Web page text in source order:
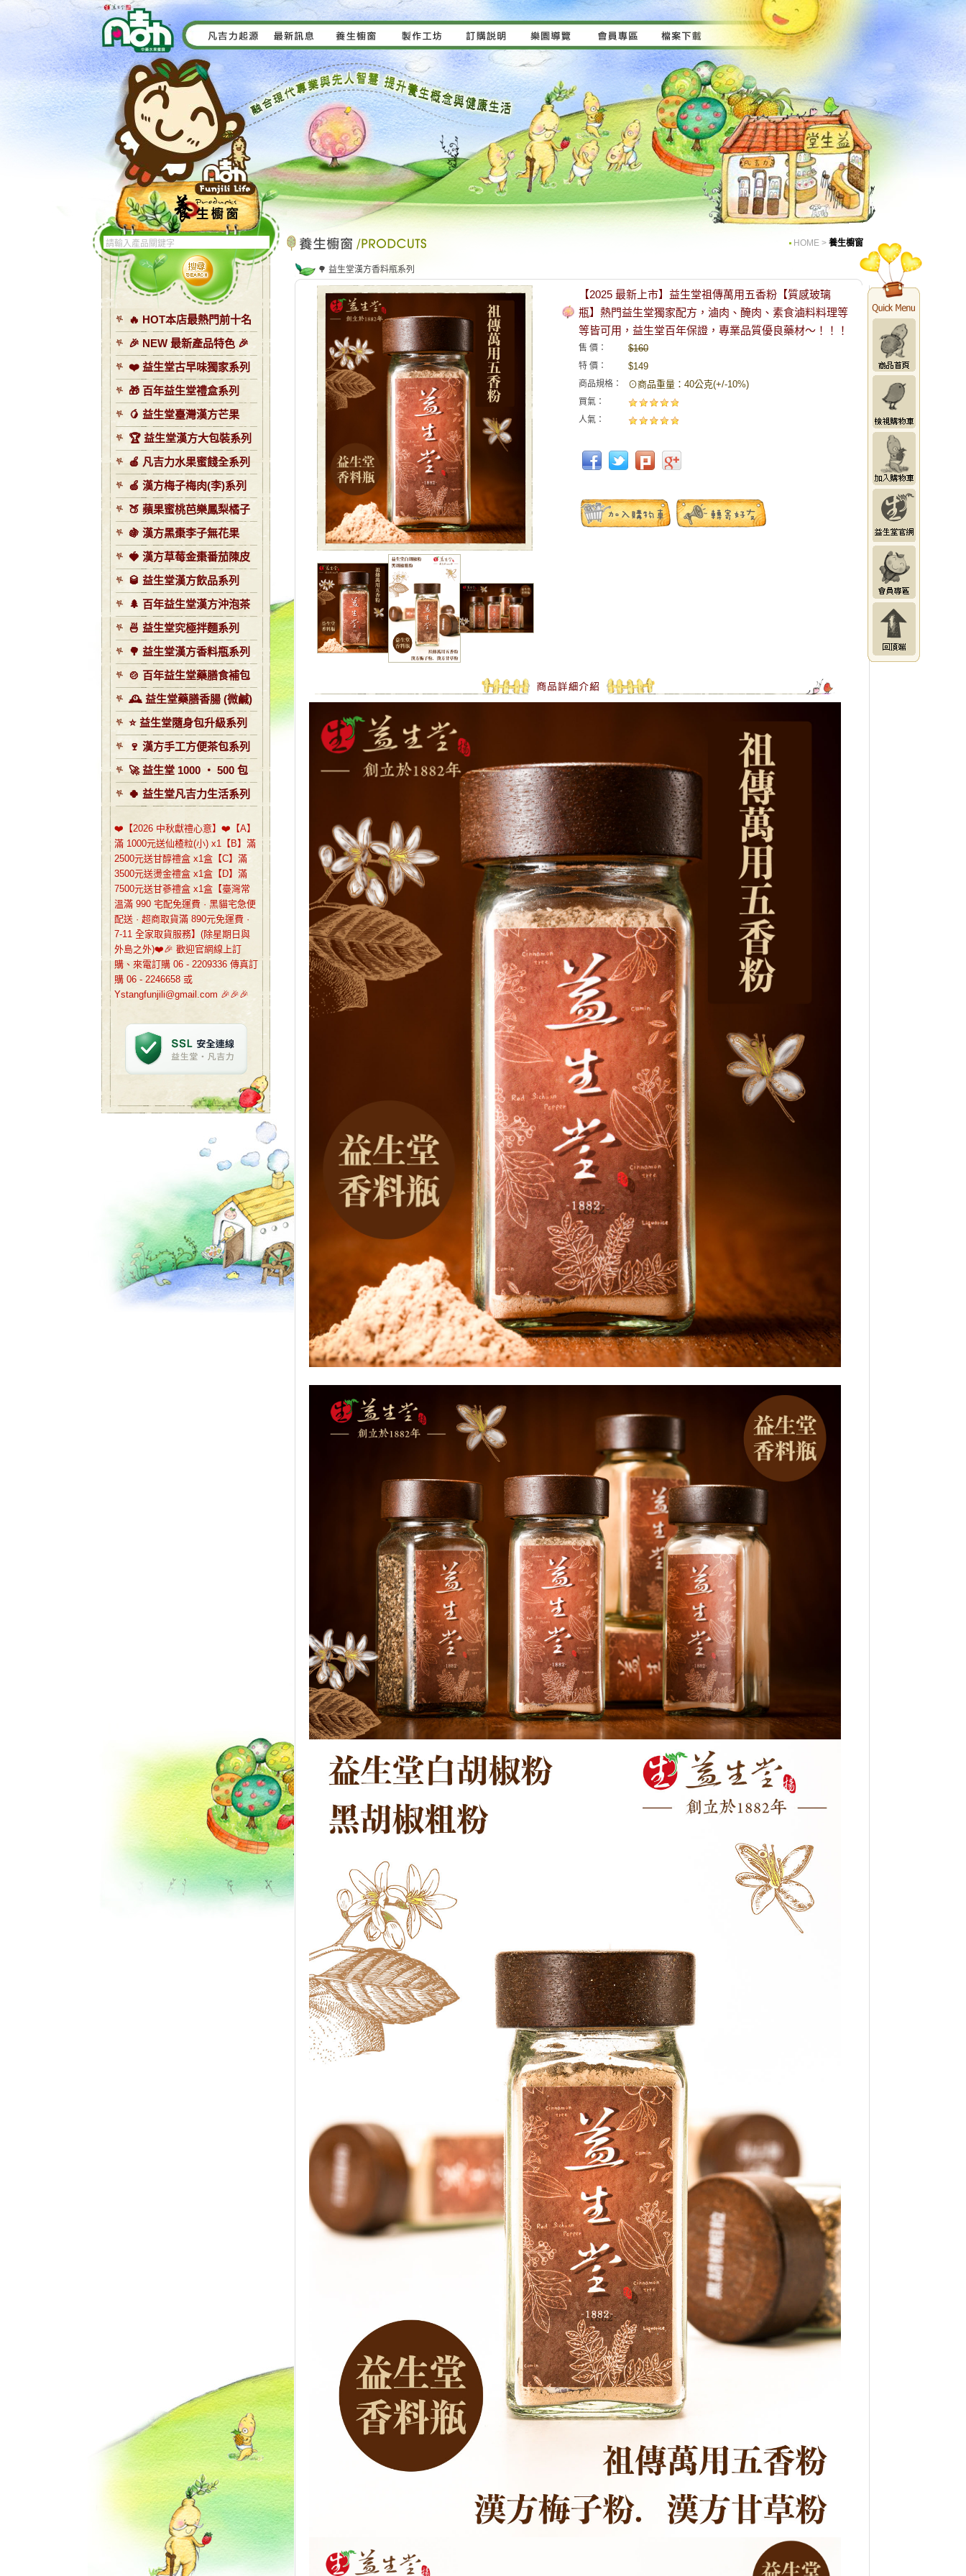
🔥 HOT本店最熱門前十名
🎉 NEW 最新產品特色 🎉
❤️ 益生堂古早味獨家系列
🎁 百年益生堂禮盒系列
🥭 益生堂臺灣漢方芒果
🏆 益生堂漢方大包裝系列
🍎 凡吉力水果蜜餞全系列
🍏 漢方梅子梅肉(李)系列
🍑 蘋果蜜桃芭樂鳳梨橘子
🍇 漢方黑棗李子無花果
🍓 漢方草莓金棗番茄陳皮
🥃 益生堂漢方飲品系列
🌲 百年益生堂漢方沖泡茶
🍜 益生堂究極拌麵系列
🌳 益生堂漢方香料瓶系列
🍲 百年益生堂藥膳食補包
🕰️ 益生堂藥膳香腸 (微鹹)
⭐️ 益生堂隨身包升級系列
🍷 漢方手工方便茶包系列
🚀 益生堂 1000 ‧ 500 包
🍀 益生堂凡吉力生活系列
❤️【2026 中秋獻禮心意】❤️【A】
滿 1000元送仙楂粒(小) x1【B】滿
2500元送甘醇禮盒 x1盒【C】滿
3500元送燙金禮盒 x1盒【D】滿
7500元送甘蔘禮盒 x1盒【臺灣常
溫滿 990 宅配免運費 · 黑貓宅急便
配送 · 超商取貨滿 890元免運費 ·
7-11 全家取貨服務】(除星期日與
外島之外)❤️🎉 歡迎官網線上訂
購、來電訂購 06 - 2209336 傳真訂
購 06 - 2246658 或
Ystangfunjili@gmail.com 🎉🎉🎉
HOME > 養生櫥窗
🌳 益生堂漢方香料瓶系列
【2025 最新上市】益生堂祖傳萬用五香粉【質感玻璃
瓶】熱門益生堂獨家配方，滷肉、醃肉、素食滷料料理等
等皆可用，益生堂百年保證，專業品質優良藥材～！！！
售 價： $160
特 價： $149
商品規格： ⊙商品重量：40公克(+/-10%)
買氣：
人氣：